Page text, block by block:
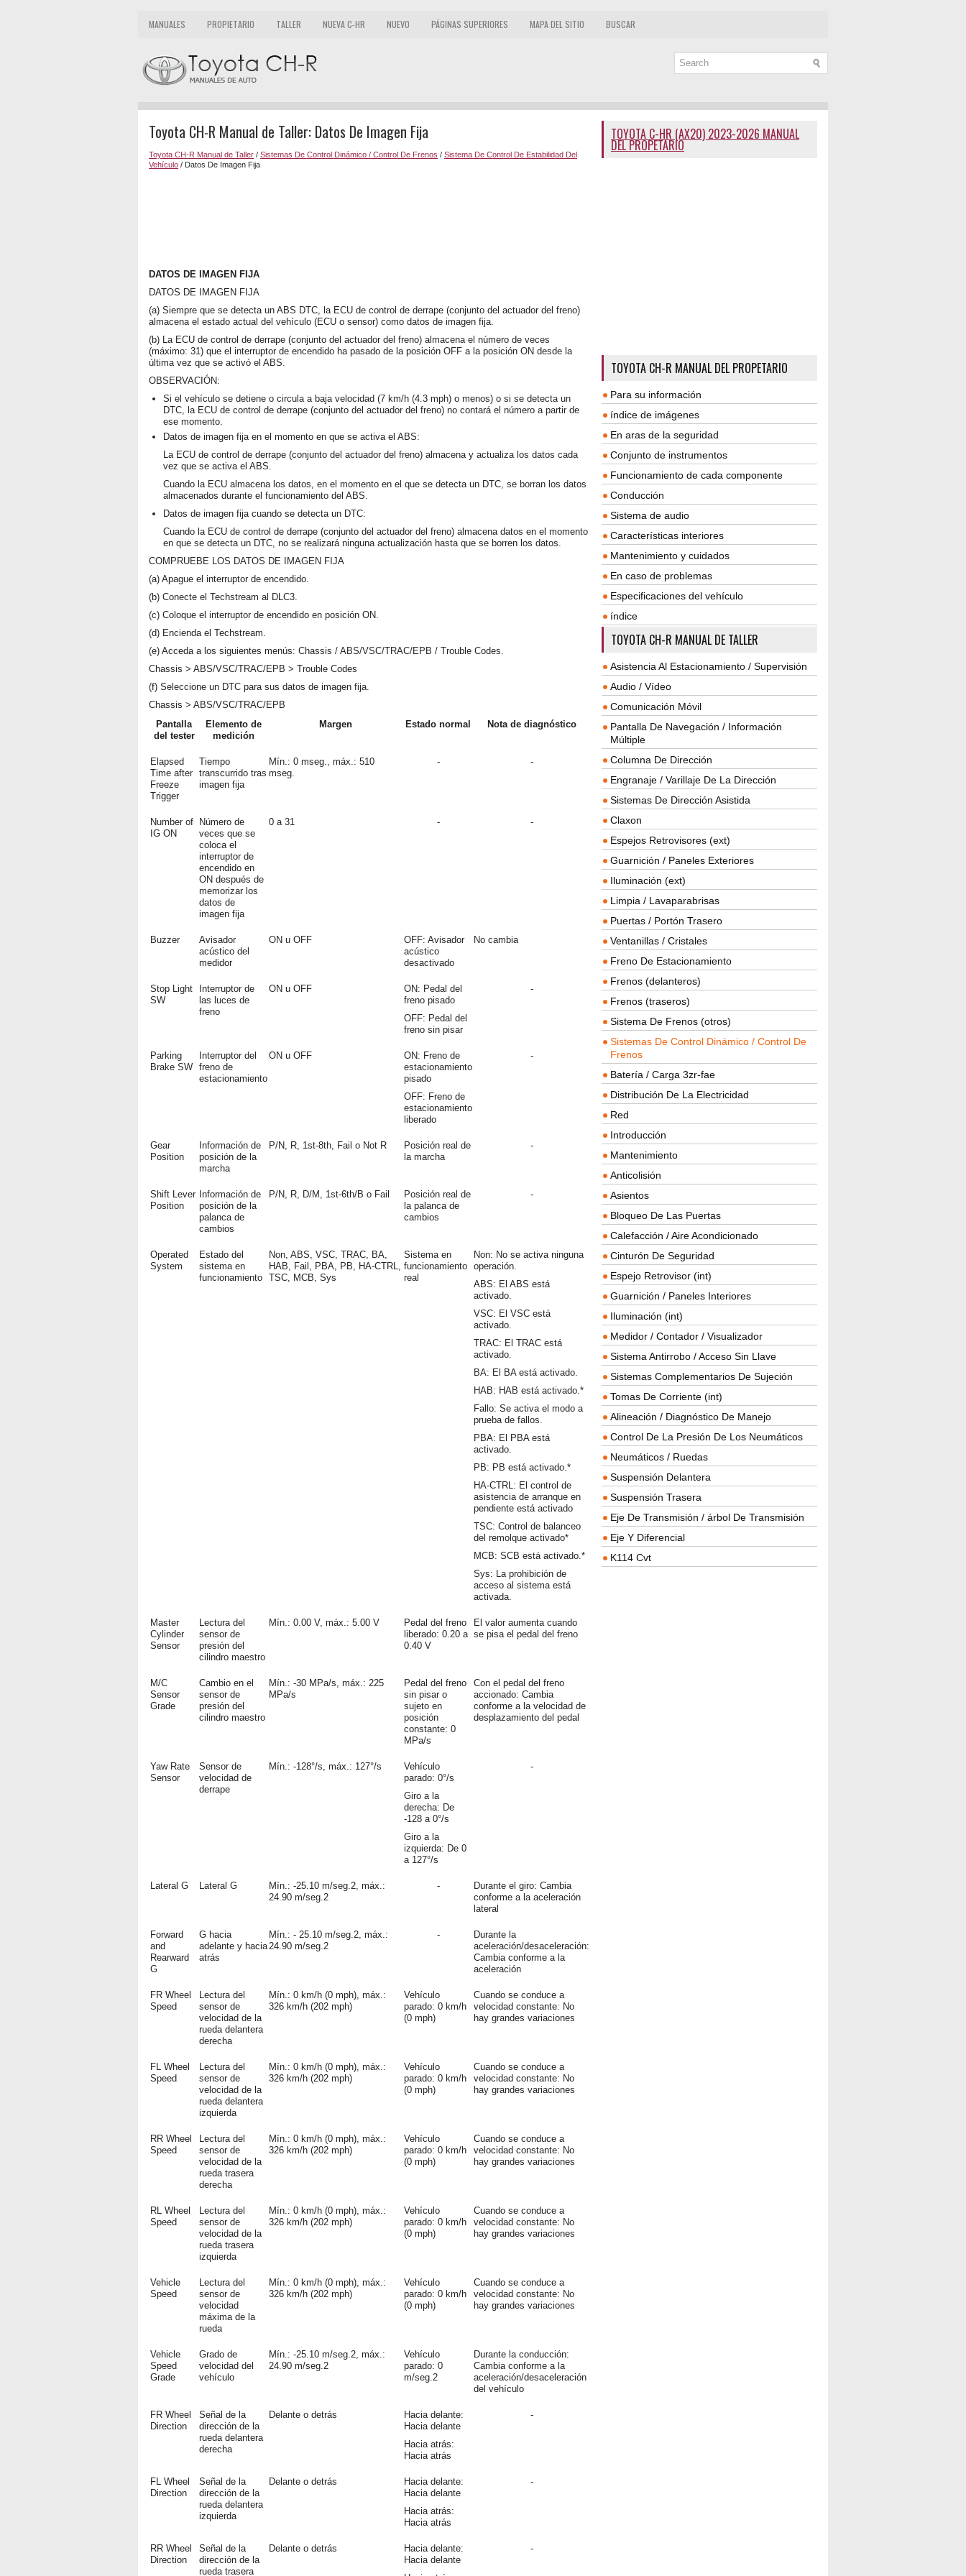
MANUALES PROPIETARIO TALLER NUEVA C-HR NUEVO PÁGINAS SUPERIORES MAPA DEL SITIO BUSCAR
Toyota CH-R Manual de Taller: Datos De Imagen Fija
Toyota CH-R Manual de Taller / Sistemas De Control Dinámico / Control De Frenos / Sistema De Control De Estabilidad Del
Vehículo / Datos De Imagen Fija
DATOS DE IMAGEN FIJA
DATOS DE IMAGEN FIJA
(a) Siempre que se detecta un ABS DTC, la ECU de control de derrape (conjunto del actuador del freno)
almacena el estado actual del vehículo (ECU o sensor) como datos de imagen fija.
(b) La ECU de control de derrape (conjunto del actuador del freno) almacena el número de veces
(máximo: 31) que el interruptor de encendido ha pasado de la posición OFF a la posición ON desde la
última vez que se activó el ABS.
OBSERVACIÓN:
Si el vehículo se detiene o circula a baja velocidad (7 km/h (4.3 mph) o menos) o si se detecta un
DTC, la ECU de control de derrape (conjunto del actuador del freno) no contará el número a partir de
ese momento.
Datos de imagen fija en el momento en que se activa el ABS:
La ECU de control de derrape (conjunto del actuador del freno) almacena y actualiza los datos cada
vez que se activa el ABS.
Cuando la ECU almacena los datos, en el momento en el que se detecta un DTC, se borran los datos
almacenados durante el funcionamiento del ABS.
Datos de imagen fija cuando se detecta un DTC:
Cuando la ECU de control de derrape (conjunto del actuador del freno) almacena datos en el momento
en que se detecta un DTC, no se realizará ninguna actualización hasta que se borren los datos.
COMPRUEBE LOS DATOS DE IMAGEN FIJA
(a) Apague el interruptor de encendido.
(b) Conecte el Techstream al DLC3.
(c) Coloque el interruptor de encendido en posición ON.
(d) Encienda el Techstream.
(e) Acceda a los siguientes menús: Chassis / ABS/VSC/TRAC/EPB / Trouble Codes.
Chassis > ABS/VSC/TRAC/EPB > Trouble Codes
(f) Seleccione un DTC para sus datos de imagen fija.
Chassis > ABS/VSC/TRAC/EPB
Pantalla
del tester
Elemento de
medición
Margen Estado normal Nota de diagnóstico
Elapsed
Time after
Freeze
Trigger
Tiempo
transcurrido tras
imagen fija
Mín.: 0 mseg., máx.: 510
mseg.
- -
Number of
IG ON
Número de
veces que se
coloca el
interruptor de
encendido en
ON después de
memorizar los
datos de
imagen fija
0 a 31 - -
Buzzer
Avisador
acústico del
medidor
ON u OFF
OFF: Avisador
acústico
desactivado
No cambia
Stop Light
SW
Interruptor de
las luces de
freno
ON u OFF
ON: Pedal del
freno pisado
OFF: Pedal del
freno sin pisar
-
Parking
Brake SW
Interruptor del
freno de
estacionamiento
ON u OFF
ON: Freno de
estacionamiento
pisado
OFF: Freno de
estacionamiento
liberado
-
Gear
Position
Información de
posición de la
marcha
P/N, R, 1st-8th, Fail o Not R
Posición real de
la marcha
-
Shift Lever
Position
Información de
posición de la
palanca de
cambios
P/N, R, D/M, 1st-6th/B o Fail
Posición real de
la palanca de
cambios
-
Operated
System
Estado del
sistema en
funcionamiento
Non, ABS, VSC, TRAC, BA,
HAB, Fail, PBA, PB, HA-CTRL,
TSC, MCB, Sys
Sistema en
funcionamiento
real
Non: No se activa ninguna
operación.
ABS: El ABS está
activado.
VSC: El VSC está
activado.
TRAC: El TRAC está
activado.
BA: El BA está activado.
HAB: HAB está activado.*
Fallo: Se activa el modo a
prueba de fallos.
PBA: El PBA está
activado.
PB: PB está activado.*
HA-CTRL: El control de
asistencia de arranque en
pendiente está activado
TSC: Control de balanceo
del remolque activado*
MCB: SCB está activado.*
Sys: La prohibición de
acceso al sistema está
activada.
Master
Cylinder
Sensor
Lectura del
sensor de
presión del
cilindro maestro
Mín.: 0.00 V, máx.: 5.00 V
Pedal del freno
liberado: 0.20 a
0.40 V
El valor aumenta cuando
se pisa el pedal del freno
M/C
Sensor
Grade
Cambio en el
sensor de
presión del
cilindro maestro
Mín.: -30 MPa/s, máx.: 225
MPa/s
Pedal del freno
sin pisar o
sujeto en
posición
constante: 0
MPa/s
Con el pedal del freno
accionado: Cambia
conforme a la velocidad de
desplazamiento del pedal
Yaw Rate
Sensor
Sensor de
velocidad de
derrape
Mín.: -128°/s, máx.: 127°/s
Vehículo
parado: 0°/s
Giro a la
derecha: De
-128 a 0°/s
Giro a la
izquierda: De 0
a 127°/s
-
Lateral G Lateral G
Mín.: -25.10 m/seg.2, máx.:
24.90 m/seg.2
-
Durante el giro: Cambia
conforme a la aceleración
lateral
Forward
and
Rearward
G
G hacia
adelante y hacia
atrás
Mín.: - 25.10 m/seg.2, máx.:
24.90 m/seg.2
-
Durante la
aceleración/desaceleración:
Cambia conforme a la
aceleración
FR Wheel
Speed
Lectura del
sensor de
velocidad de la
rueda delantera
derecha
Mín.: 0 km/h (0 mph), máx.:
326 km/h (202 mph)
Vehículo
parado: 0 km/h
(0 mph)
Cuando se conduce a
velocidad constante: No
hay grandes variaciones
FL Wheel
Speed
Lectura del
sensor de
velocidad de la
rueda delantera
izquierda
Mín.: 0 km/h (0 mph), máx.:
326 km/h (202 mph)
Vehículo
parado: 0 km/h
(0 mph)
Cuando se conduce a
velocidad constante: No
hay grandes variaciones
RR Wheel
Speed
Lectura del
sensor de
velocidad de la
rueda trasera
derecha
Mín.: 0 km/h (0 mph), máx.:
326 km/h (202 mph)
Vehículo
parado: 0 km/h
(0 mph)
Cuando se conduce a
velocidad constante: No
hay grandes variaciones
RL Wheel
Speed
Lectura del
sensor de
velocidad de la
rueda trasera
izquierda
Mín.: 0 km/h (0 mph), máx.:
326 km/h (202 mph)
Vehículo
parado: 0 km/h
(0 mph)
Cuando se conduce a
velocidad constante: No
hay grandes variaciones
Vehicle
Speed
Lectura del
sensor de
velocidad
máxima de la
rueda
Mín.: 0 km/h (0 mph), máx.:
326 km/h (202 mph)
Vehículo
parado: 0 km/h
(0 mph)
Cuando se conduce a
velocidad constante: No
hay grandes variaciones
Vehicle
Speed
Grade
Grado de
velocidad del
vehículo
Mín.: -25.10 m/seg.2, máx.:
24.90 m/seg.2
Vehículo
parado: 0
m/seg.2
Durante la conducción:
Cambia conforme a la
aceleración/desaceleración
del vehículo
FR Wheel
Direction
Señal de la
dirección de la
rueda delantera
derecha
Delante o detrás
Hacia delante:
Hacia delante
Hacia atrás:
Hacia atrás
-
FL Wheel
Direction
Señal de la
dirección de la
rueda delantera
izquierda
Delante o detrás
Hacia delante:
Hacia delante
Hacia atrás:
Hacia atrás
-
RR Wheel
Direction
Señal de la
dirección de la
rueda trasera
Delante o detrás
Hacia delante:
Hacia delante
-
TOYOTA C-HR (AX20) 2023-2026 MANUAL
DEL PROPETARIO
TOYOTA CH-R MANUAL DEL PROPETARIO
Para su información
índice de imágenes
En aras de la seguridad
Conjunto de instrumentos
Funcionamiento de cada componente
Conducción
Sistema de audio
Características interiores
Mantenimiento y cuidados
En caso de problemas
Especificaciones del vehículo
índice
TOYOTA CH-R MANUAL DE TALLER
Asistencia Al Estacionamiento / Supervisión
Audio / Vídeo
Comunicación Móvil
Pantalla De Navegación / Información
Múltiple
Columna De Dirección
Engranaje / Varillaje De La Dirección
Sistemas De Dirección Asistida
Claxon
Espejos Retrovisores (ext)
Guarnición / Paneles Exteriores
Iluminación (ext)
Limpia / Lavaparabrisas
Puertas / Portón Trasero
Ventanillas / Cristales
Freno De Estacionamiento
Frenos (delanteros)
Frenos (traseros)
Sistema De Frenos (otros)
Sistemas De Control Dinámico / Control De
Frenos
Batería / Carga 3zr-fae
Distribución De La Electricidad
Red
Introducción
Mantenimiento
Anticolisión
Asientos
Bloqueo De Las Puertas
Calefacción / Aire Acondicionado
Cinturón De Seguridad
Espejo Retrovisor (int)
Guarnición / Paneles Interiores
Iluminación (int)
Medidor / Contador / Visualizador
Sistema Antirrobo / Acceso Sin Llave
Sistemas Complementarios De Sujeción
Tomas De Corriente (int)
Alineación / Diagnóstico De Manejo
Control De La Presión De Los Neumáticos
Neumáticos / Ruedas
Suspensión Delantera
Suspensión Trasera
Eje De Transmisión / árbol De Transmisión
Eje Y Diferencial
K114 Cvt